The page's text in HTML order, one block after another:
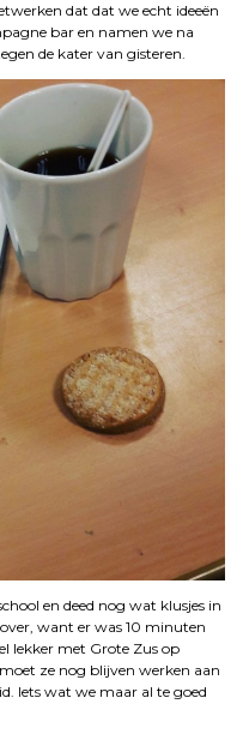
dat dat we echt ideeën
bar en namen we na
de kater van gisteren.
en deed nog wat klusjes in
want er was 10 minuten
lekker met Grote Zus op
ze nog blijven werken aan
Iets wat we maar al te goed